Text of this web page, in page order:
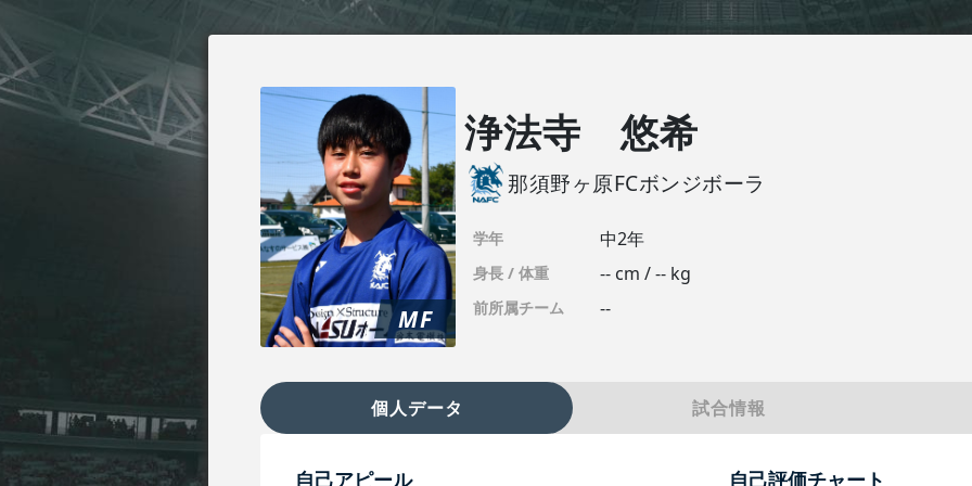
MF
浄法寺 悠希
那須野ヶ原FCボンジボーラ
学年 中2年
身長 / 体重 -- cm / -- kg
前所属チーム --
個人データ 試合情報
自己アピール 自己評価チャート